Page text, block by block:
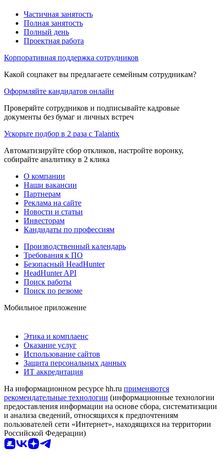
Частичная занятость
Полная занятость
Полный день
Проектная работа
Корпоративная поддержка сотрудников
Какой соцпакет вы предлагаете семейным сотрудникам?
Оформляйте кандидатов онлайн
Проверяйте сотрудников и подписывайте кадровые
документы без бумаг и личных встреч
Ускорьте подбор в 2 раза с Talantix
Автоматизируйте сбор откликов, настройте воронку,
собирайте аналитику в 2 клика
О компании
Наши вакансии
Партнерам
Реклама на сайте
Новости и статьи
Инвесторам
Кандидаты по профессиям
Производственный календарь
Требования к ПО
Безопасный HeadHunter
HeadHunter API
Поиск работы
Поиск по резюме
Мобильное приложение
Этика и комплаенс
Оказание услуг
Использование сайтов
Защита персональных данных
ИТ аккредитация
На информационном ресурсе hh.ru применяются
рекомендательные технологии (информационные технологии
предоставления информации на основе сбора, систематизации
и анализа сведений, относящихся к предпочтениям
пользователей сети «Интернет», находящихся на территории
Российской Федерации)